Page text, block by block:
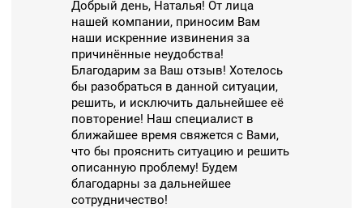
Добрый день, Наталья! От лица
нашей компании, приносим Вам
наши искренние извинения за
причинённые неудобства!
Благодарим за Ваш отзыв! Хотелось
бы разобраться в данной ситуации,
решить, и исключить дальнейшее её
повторение! Наш специалист в
ближайшее время свяжется с Вами,
что бы прояснить ситуацию и решить
описанную проблему! Будем
благодарны за дальнейшее
сотрудничество!